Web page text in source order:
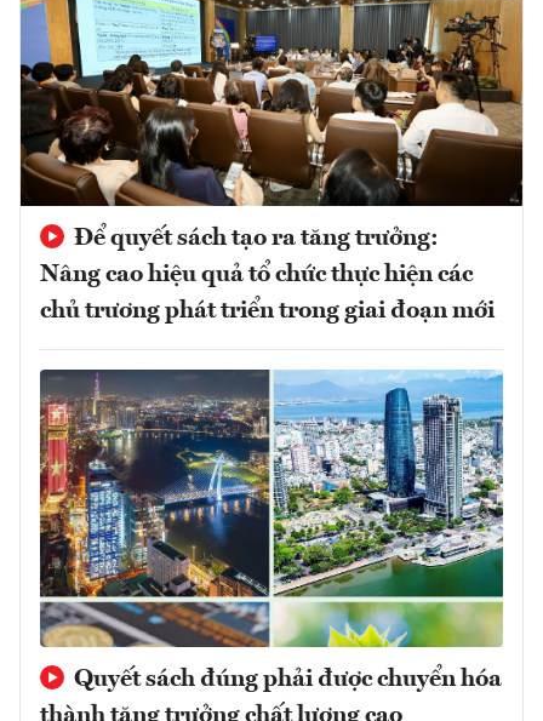
Để quyết sách tạo ra tăng trưởng:
Nâng cao hiệu quả tổ chức thực hiện các
chủ trương phát triển trong giai đoạn mới
Quyết sách đúng phải được chuyển hóa
thành tăng trưởng chất lượng cao